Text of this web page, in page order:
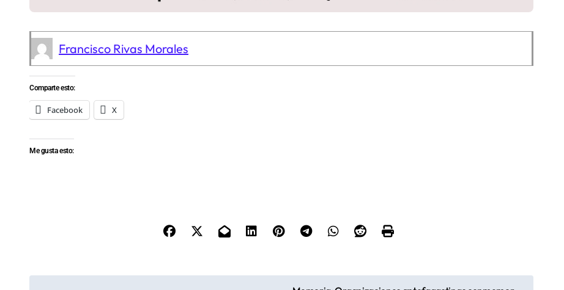
Francisco Rivas Morales
Comparte esto:
Facebook X
Me gusta esto: